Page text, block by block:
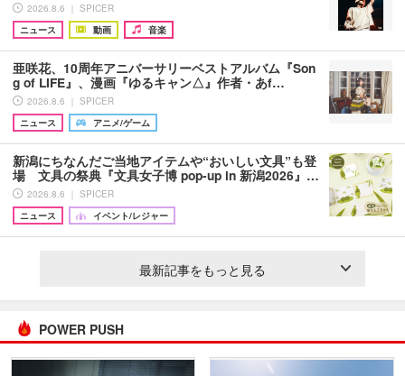
2026.8.6 ｜ SPICER
ニュース
動画 音楽
亜咲花、10周年アニバーサリーベストアルバム『Son
g of LIFE』、漫画『ゆるキャン△』作者・あf…
2026.8.6 ｜ SPICER
ニュース
アニメ/ゲーム
新潟にちなんだご当地アイテムや“おいしい文具”も登
場 文具の祭典『文具女子博 pop-up in 新潟2026』…
2026.8.6 ｜ SPICER
ニュース
イベント/レジャー
最新記事をもっと見る
POWER PUSH